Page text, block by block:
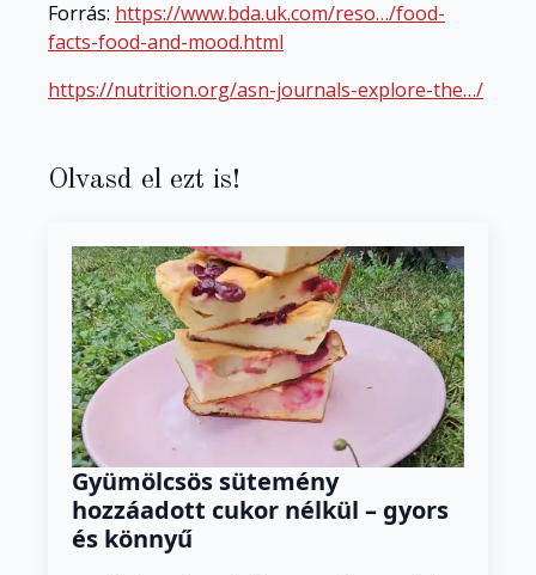
Forrás: https://www.bda.uk.com/reso…/food-
facts-food-and-mood.html
https://nutrition.org/asn-journals-explore-the…/
Olvasd el ezt is!
Gyümölcsös sütemény
hozzáadott cukor nélkül – gyors
és könnyű